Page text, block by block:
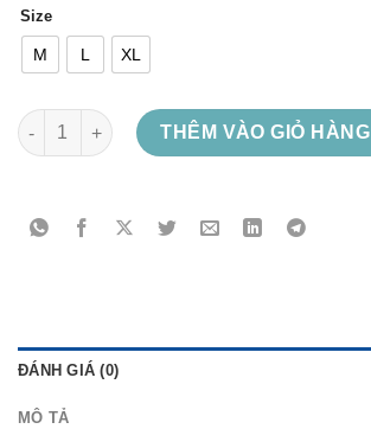
Size
M L XL
Slayer - Silent Scream số lượng
THÊM VÀO GIỎ HÀNG
ĐÁNH GIÁ (0)
MÔ TẢ